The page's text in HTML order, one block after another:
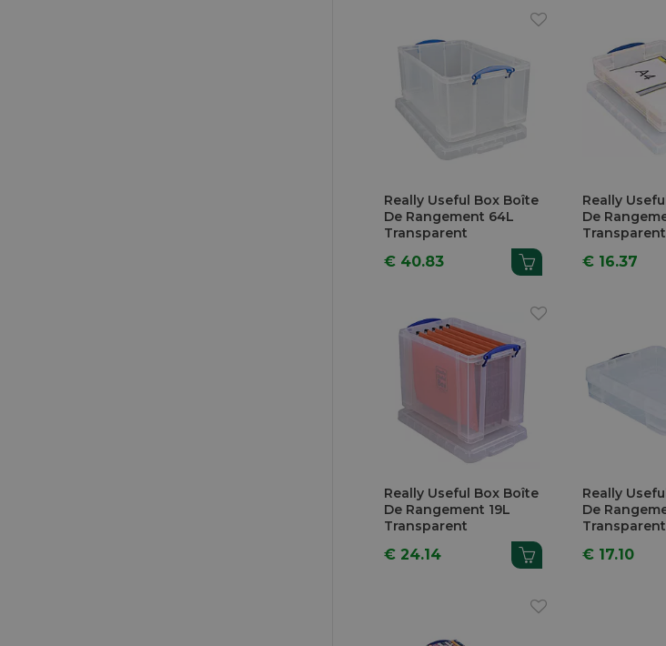
Really Useful Box Boîte
De Rangement 64L
Transparent
€ 40.83
Really
De
Transparent
€ 16.37
Really Useful Box Boîte
De Rangement 19L
Transparent
€ 24.14
Really
De
Transparent
€ 17.10